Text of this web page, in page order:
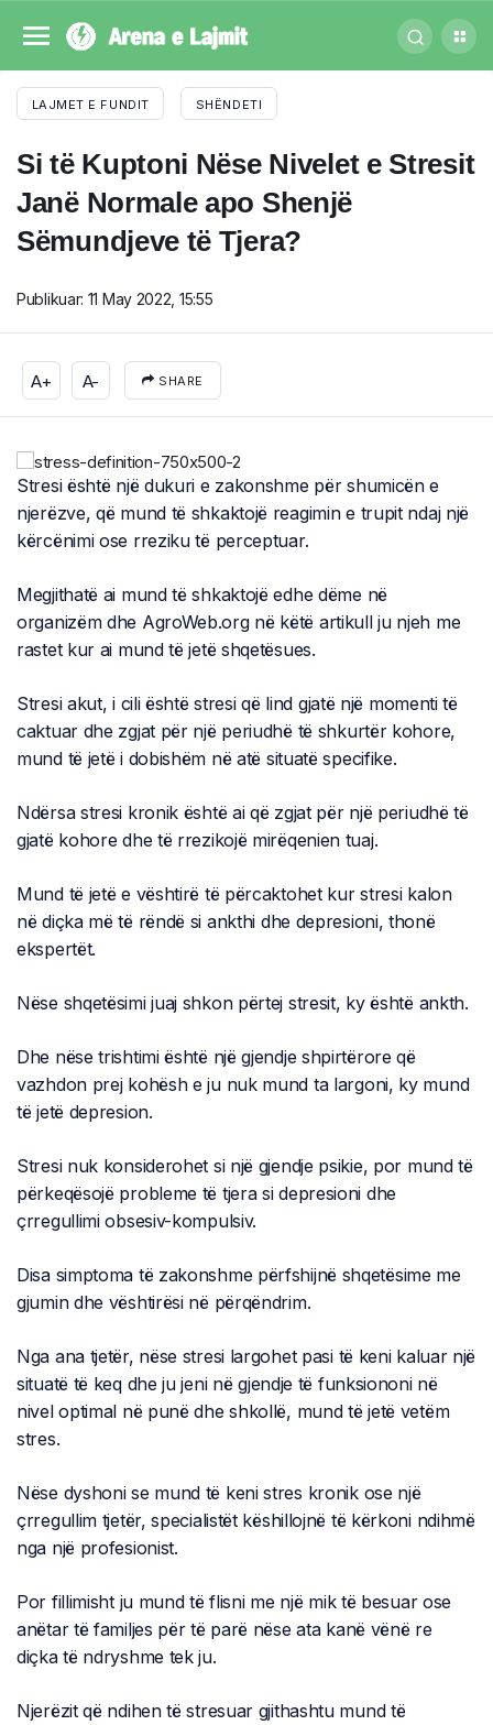
LAJMET E FUNDIT SHËNDETI
Si të Kuptoni Nëse Nivelet e Stresit
Janë Normale apo Shenjë
Sëmundjeve të Tjera?
Publikuar: 11 May 2022, 15:55
A+ A- SHARE
Stresi është një dukuri e zakonshme për shumicën e
njerëzve, që mund të shkaktojë reagimin e trupit ndaj një
kërcënimi ose rreziku të perceptuar.
Megjithatë ai mund të shkaktojë edhe dëme në
organizëm dhe AgroWeb.org në këtë artikull ju njeh me
rastet kur ai mund të jetë shqetësues.
Stresi akut, i cili është stresi që lind gjatë një momenti të
caktuar dhe zgjat për një periudhë të shkurtër kohore,
mund të jetë i dobishëm në atë situatë specifike.
Ndërsa stresi kronik është ai që zgjat për një periudhë të
gjatë kohore dhe të rrezikojë mirëqenien tuaj.
Mund të jetë e vështirë të përcaktohet kur stresi kalon
në diçka më të rëndë si ankthi dhe depresioni, thonë
ekspertët.
Nëse shqetësimi juaj shkon përtej stresit, ky është ankth.
Dhe nëse trishtimi është një gjendje shpirtërore që
vazhdon prej kohësh e ju nuk mund ta largoni, ky mund
të jetë depresion.
Stresi nuk konsiderohet si një gjendje psikie, por mund të
përkeqësojë probleme të tjera si depresioni dhe
çrregullimi obsesiv-kompulsiv.
Disa simptoma të zakonshme përfshijnë shqetësime me
gjumin dhe vështirësi në përqëndrim.
Nga ana tjetër, nëse stresi largohet pasi të keni kaluar një
situatë të keq dhe ju jeni në gjendje të funksiononi në
nivel optimal në punë dhe shkollë, mund të jetë vetëm
stres.
Nëse dyshoni se mund të keni stres kronik ose një
çrregullim tjetër, specialistët këshillojnë të kërkoni ndihmë
nga një profesionist.
Por fillimisht ju mund të flisni me një mik të besuar ose
anëtar të familjes për të parë nëse ata kanë vënë re
diçka të ndryshme tek ju.
Njerëzit që ndihen të stresuar gjithashtu mund të